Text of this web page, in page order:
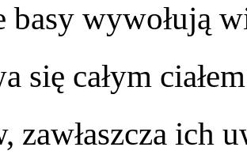
basy wywołują
się całym
zawłaszcza ich